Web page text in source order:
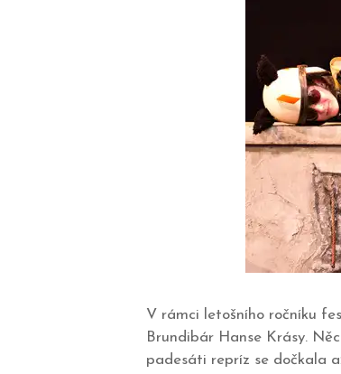
V rámci letošního ročníku
Brundibár Hanse Krásy.
padesáti repríz se dočkala